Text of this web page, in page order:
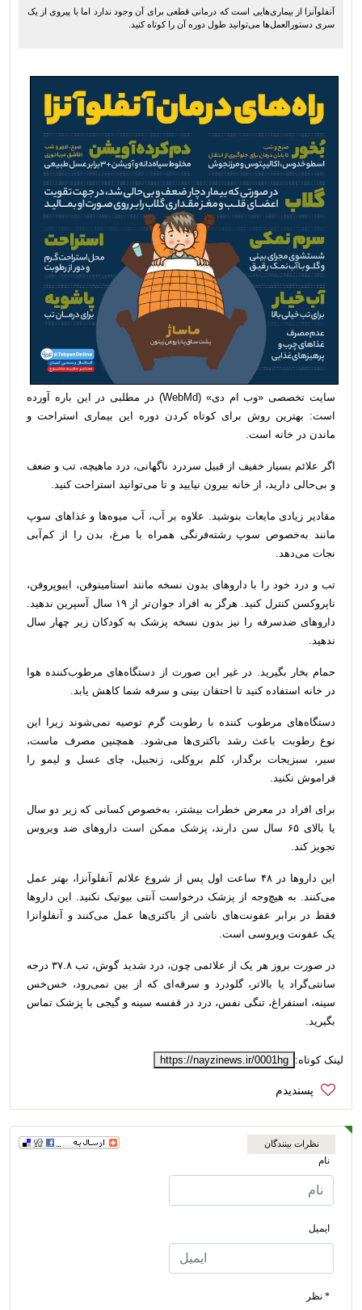
آنفلوآنزا از بیماری‌هایی است که درمانی قطعی برای آن وجود ندارد اما با پیروی از یک
سری دستورالعمل‌ها می‌توانید طول دوره آن را کوتاه کنید.
سایت تخصصی «وب ام دی» (WebMd) در مطلبی در این باره آورده
است: بهترین روش‌ برای کوتاه کردن دوره این بیماری استراحت و
ماندن در خانه است.
اگر علائم بسیار خفیف از قبیل سردرد ناگهانی، درد ماهیچه، تب و ضعف
و بی‌حالی دارید، از خانه بیرون نیایید و تا می‌توانید استراحت کنید.
مقادیر زیادی مایعات بنوشید. علاوه بر آب، آب میوه‌ها و غذاهای سوپ
مانند به‌خصوص سوپ رشته‌فرنگی همراه با مرغ، بدن را از کم‌آبی
نجات می‌دهد.
تب و درد خود را با داروهای بدون نسخه مانند استامینوفن، ایبوپروفن،
ناپروکسن کنترل کنید. هرگز به افراد جوان‌تر از ۱۹ سال آسپرین ندهید.
داروهای ضدسرفه را نیز بدون نسخه پزشک به کودکان زیر چهار سال
ندهید.
حمام بخار بگیرید. در غیر این صورت از دستگاه‌های مرطوب‌کننده هوا
در خانه استفاده کنید تا احتقان بینی و سرفه شما کاهش یابد.
دستگاه‌های مرطوب کننده با رطوبت گرم توصیه نمی‌شوند زیرا این
نوع رطوبت باعث رشد باکتری‌ها می‌شود. همچنین مصرف ماست،
سیر، سبزیجات برگدار، کلم بروکلی، زنجبیل، چای عسل و لیمو را
فراموش نکنید.
برای افراد در معرض خطرات بیشتر، به‌خصوص کسانی که زیر دو سال
یا بالای ۶۵ سال سن دارند، پزشک ممکن است داروهای ضد ویروس
تجویز کند.
این داروها در ۴۸ ساعت اول پس از شروع علائم آنفلوآنزا، بهتر عمل
می‌کنند. به هیچ‌وجه از پزشک درخواست آنتی‌ بیوتیک نکنید. این داروها
فقط در برابر عفونت‌های ناشی از باکتری‌ها عمل می‌کنند و آنفلوانزا
یک عفونت ویروسی است.
در صورت بروز هر یک از علائمی چون، درد شدید گوش، تب ۳۷.۸ درجه
سانتی‌گراد یا بالاتر، گلودرد و سرفه‌ای که از بین نمی‌رود، خس‌خس
سینه، استفراغ، تنگی نفس، درد در قفسه سینه و گیجی با پزشک تماس
بگیرید.
لینک کوتاه: https://nayzinews.ir/0001hg
نظرات بینندگان
نام
ایمیل
* نظر